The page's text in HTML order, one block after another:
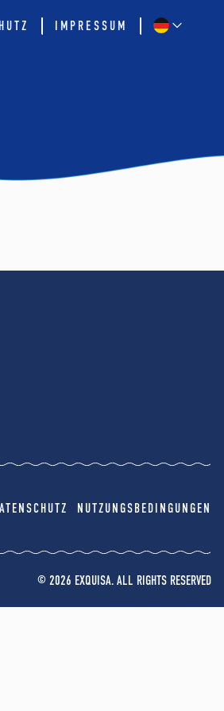
IMPRESSUM
NUTZUNGSBEDINGUNGEN
© 2026 EXQUISA. ALL RIGHTS RESERVED